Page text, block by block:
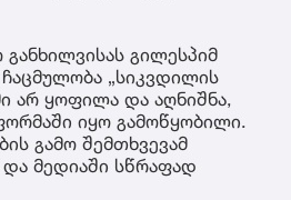
გილესპიმ
„სიკვდილის
არ ყოფილა და აღნიშნა,
იყო გამოწყობილი.
გამო შემთხვევამ
მედიაში სწრაფად